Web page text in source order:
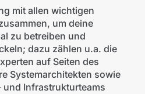
mit allen wichtigen
um deine
zu betreiben und
dazu zählen u.a. die
auf Seiten des
Systemarchitekten sowie
Infrastrukturteams